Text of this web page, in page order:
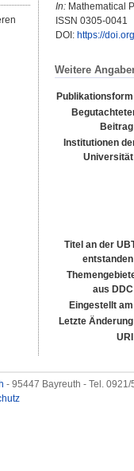
In: Mathematical
ISSN 0305-0041
DOI: https://
Weitere
Institutionen
Titel an der
aus
Eingestellt
Letzte
- 95447 Bayreuth - Tel.